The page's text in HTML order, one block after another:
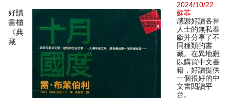
好讀
書櫃
《典
藏
2024/10/22
蘇菲
感謝好讀各界
人士的無私奉
獻并分享了不
同種類的書
藏。在異地難
以購買中文書
籍，好讀提供
一個很好的中
文書閱讀平
台。